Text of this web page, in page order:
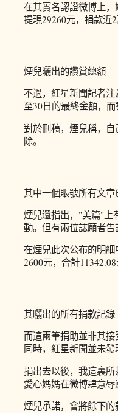
在其實名認證微博上，
提現29260元，捐款近2
煙兒曬出的讚賞總額
不過，紅星新聞記者
至30日的最終金額，
對於刪稿，煙兒稱，
除。
其中一個賬號所有文章
煙兒還指出，"美篇"上
動。但有兩位誌願者
在煙兒此次公布的明細
2600元，合計11342.08
其曬出的所有捐款記錄
而這兩筆捐助並非其接
同時，紅星新聞並未發
捐出去以後，我這裏
愛心媽媽在微博肆意辱
煙兒承諾，會將餘下